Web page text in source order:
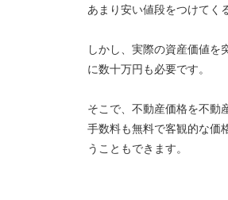
あまり安い値段をつけてく
しかし、実際の資産価値を
に数十万円も必要です。
そこで、不動産価格を不動
手数料も無料で客観的な価
うこともできます。